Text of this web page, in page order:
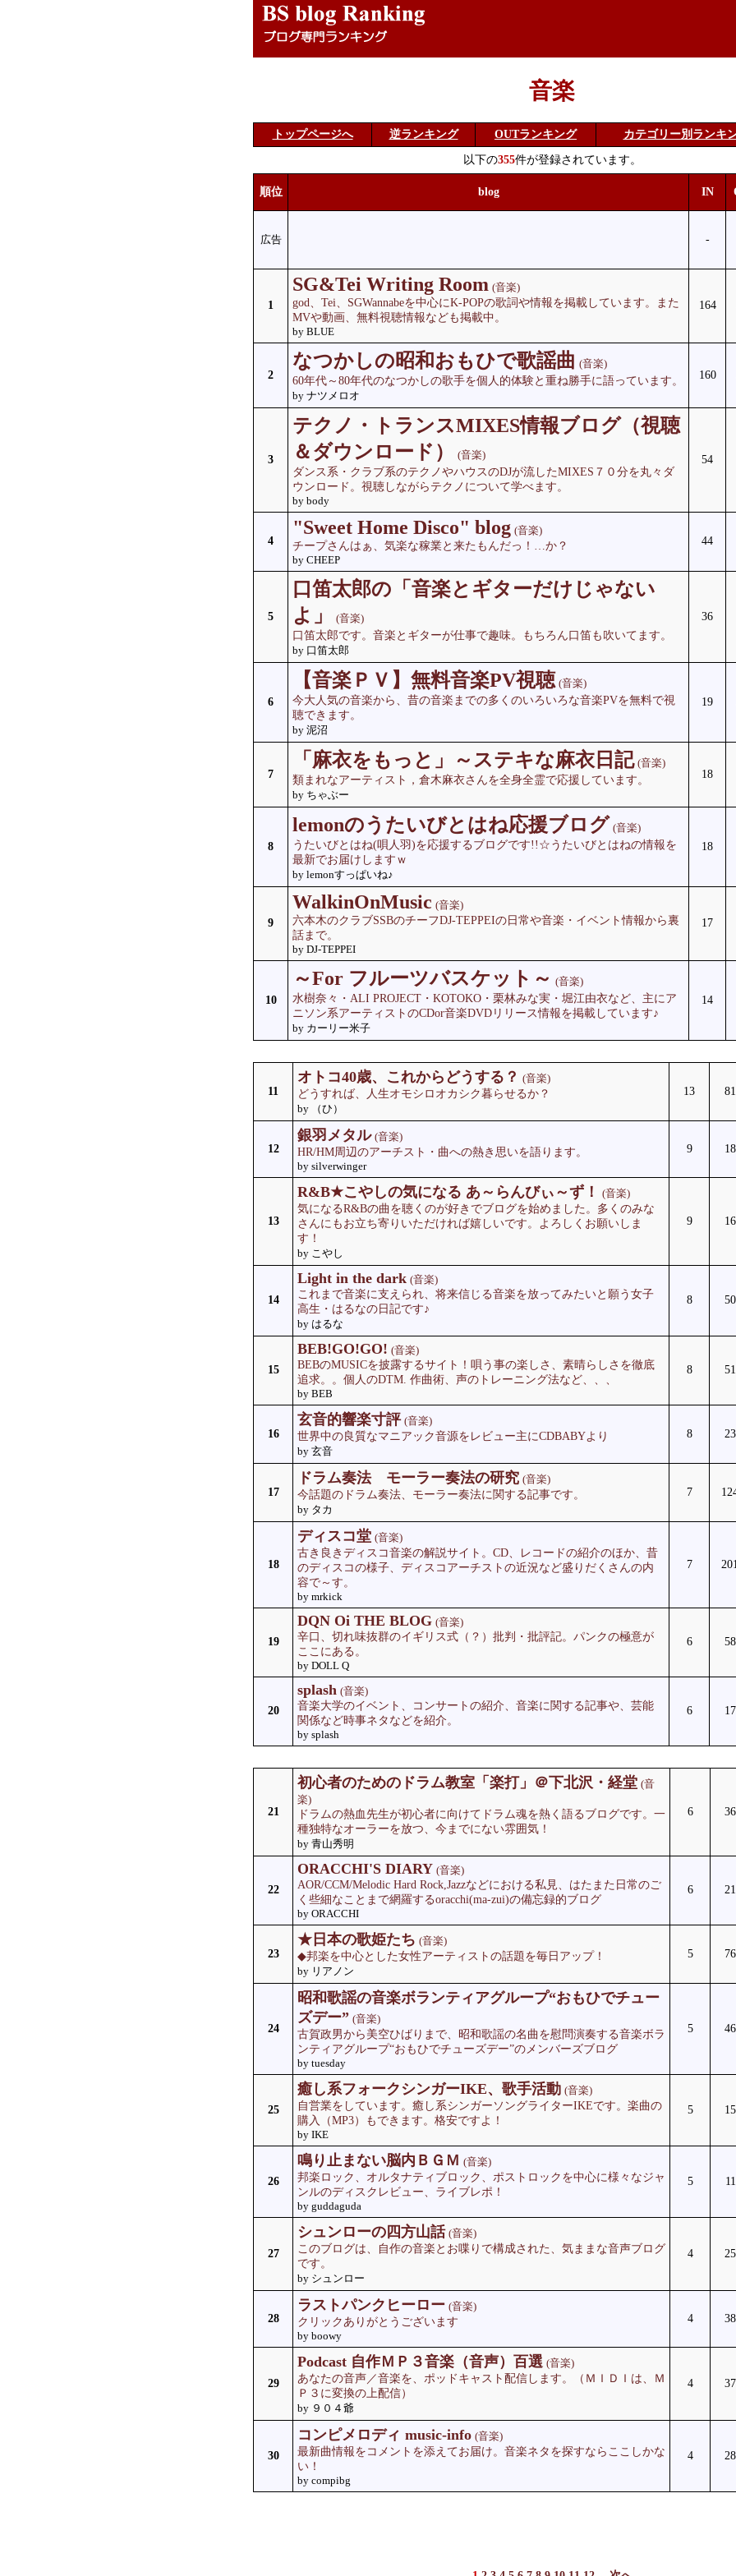
音楽
トップページへ 逆ランキング OUTランキング カテゴリー別ランキ
以下の355件が登録されています。
順位 blog IN
広告 -
1
SG&Tei Writing Room (音楽)
god、Tei、SGWannabeを中心にK-POPの歌詞や情報を掲載しています。また
MVや動画、無料視聴情報なども掲載中。
by BLUE
164
2
なつかしの昭和おもひで歌謡曲 (音楽)
60年代～80年代のなつかしの歌手を個人的体験と重ね勝手に語っています。
by ナツメロオ
160
3
テクノ・トランスMIXES情報ブログ（視聴
＆ダウンロード）
(音楽)
ダンス系・クラブ系のテクノやハウスのDJが流したMIXES７０分を丸々ダ
ウンロード。視聴しながらテクノについて学べます。
by body
54
4
"Sweet Home Disco" blog (音楽)
チープさんはぁ、気楽な稼業と来たもんだっ！…か？
by CHEEP
44
5
口笛太郎の「音楽とギターだけじゃない
よ」
(音楽)
口笛太郎です。音楽とギターが仕事で趣味。もちろん口笛も吹いてます。
by 口笛太郎
36
6
【音楽ＰＶ】無料音楽PV視聴 (音楽)
今大人気の音楽から、昔の音楽までの多くのいろいろな音楽PVを無料で視
聴できます。
by 泥沼
19
7
「麻衣をもっと」～ステキな麻衣日記 (音楽)
類まれなアーティスト，倉木麻衣さんを全身全霊で応援しています。
by ちゃぶー
18
8
lemonのうたいびとはね応援ブログ (音楽)
うたいびとはね(唄人羽)を応援するブログです!!☆うたいびとはねの情報を
最新でお届けしますｗ
by lemonすっぱいね♪
18
9
WalkinOnMusic (音楽)
六本木のクラブSSBのチーフDJ-TEPPEIの日常や音楽・イベント情報から裏
話まで。
by DJ-TEPPEI
17
10
～For フルーツバスケット～ (音楽)
水樹奈々・ALI PROJECT・KOTOKO・栗林みな実・堀江由衣など、主にア
ニソン系アーティストのCDor音楽DVDリリース情報を掲載しています♪
by カーリー米子
14
11
オトコ40歳、これからどうする？ (音楽)
どうすれば、人生オモシロオカシク暮らせるか？
by （ひ）
13 81
12
銀羽メタル (音楽)
HR/HM周辺のアーチスト・曲への熱き思いを語ります。
by silverwinger
9 18
13
R&B★こやしの気になる あ～らんびぃ～ず！
(音楽)
気になるR&Bの曲を聴くのが好きでブログを始めました。多くのみな
さんにもお立ち寄りいただければ嬉しいです。よろしくお願いしま
す！
by こやし
9 16
14
Light in the dark (音楽)
これまで音楽に支えられ、将来信じる音楽を放ってみたいと願う女子
高生・はるなの日記です♪
by はるな
8 50
15
BEB!GO!GO! (音楽)
BEBのMUSICを披露するサイト！唄う事の楽しさ、素晴らしさを徹底
追求。。個人のDTM. 作曲術、声のトレーニング法など、、、
by BEB
8 51
16
玄音的響楽寸評 (音楽)
世界中の良質なマニアック音源をレビュー主にCDBABYより
by 玄音
8 23
17
ドラム奏法 モーラー奏法の研究 (音楽)
今話題のドラム奏法、モーラー奏法に関する記事です。
by タカ
7
18
ディスコ堂 (音楽)
古き良きディスコ音楽の解説サイト。CD、レコードの紹介のほか、昔
のディスコの様子、ディスコアーチストの近況など盛りだくさんの内
容で～す。
by mrkick
7 201
19
DQN Oi THE BLOG (音楽)
辛口、切れ味抜群のイギリス式（？）批判・批評記。パンクの極意が
ここにある。
by DOLL Q
6 58
20
splash (音楽)
音楽大学のイベント、コンサートの紹介、音楽に関する記事や、芸能
関係など時事ネタなどを紹介。
by splash
6 17
21
初心者のためのドラム教室「楽打」＠下北沢・経堂 (音
楽)
ドラムの熱血先生が初心者に向けてドラム魂を熱く語るブログです。一
種独特なオーラーを放つ、今までにない雰囲気！
by 青山秀明
6 36
22
ORACCHI'S DIARY (音楽)
AOR/CCM/Melodic Hard Rock,Jazzなどにおける私見、はたまた日常のご
く些細なことまで網羅するoracchi(ma-zui)の備忘録的ブログ
by ORACCHI
6 21
23
★日本の歌姫たち (音楽)
◆邦楽を中心とした女性アーティストの話題を毎日アップ！
by リアノン
5 76
24
昭和歌謡の音楽ボランティアグループ“おもひでチュー
ズデー” (音楽)
古賀政男から美空ひばりまで、昭和歌謡の名曲を慰問演奏する音楽ボラ
ンティアグループ“おもひでチューズデー”のメンバーズブログ
by tuesday
5 46
25
癒し系フォークシンガーIKE、歌手活動 (音楽)
自営業をしています。癒し系シンガーソングライターIKEです。楽曲の
購入（MP3）もできます。格安ですよ！
by IKE
5 15
26
鳴り止まない脳内ＢＧＭ (音楽)
邦楽ロック、オルタナティブロック、ポストロックを中心に様々なジャ
ンルのディスクレビュー、ライブレポ！
by guddaguda
5 11
27
シュンローの四方山話 (音楽)
このブログは、自作の音楽とお喋りで構成された、気ままな音声ブログ
です。
by シュンロー
4 25
28
ラストパンクヒーロー (音楽)
クリックありがとうございます
by boowy
4 38
29
Podcast 自作ＭＰ３音楽（音声）百選 (音楽)
あなたの音声／音楽を、ポッドキャスト配信します。（ＭＩＤＩは、Ｍ
Ｐ３に変換の上配信）
by ９０４爺
4 37
30
コンピメロディ music-info (音楽)
最新曲情報をコメントを添えてお届け。音楽ネタを探すならここしかな
い！
by compibg
4 28